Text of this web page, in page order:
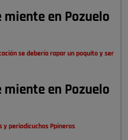
miente en Pozuelo
se debería rapar un poquito y ser
miente en Pozuelo
y periodicuchos Ppineros